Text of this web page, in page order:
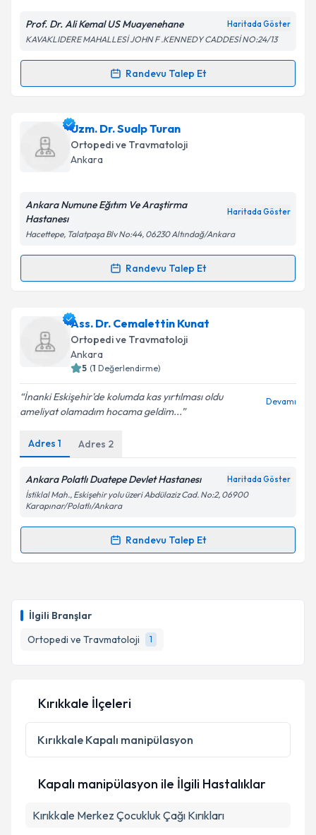
İlgili Branşlar
Ortopedi ve Travmatoloji
1
Kişisel verilerimin işlenmesine ilişkin
Metni'ni okudum ve kişisel verilerimin belirtilen
Takvim Talebini Gönder
Prof. Dr. Ali Kemal US Muayenehane Haritada Göster
KAVAKLIDERE MAHALLESİ JOHN F .KENNEDY CADDESİ NO:24/13
Randevu Talep Et
Randevu Takvimi Talebi
Dr. Ali Kemal Usiçin randevu takvimi talebi oluşturun.
Size bu uzmandan randevu almanız için bir takvim
hazırlandığında e-posta ile bilgilendireceğiz.
Kişisel verilerimin işlenmesine ilişkinAydınlatma
'ni okudum ve kişisel verilerimin belirtilen
kapsamda işlenmesini kabul ediyorum.
Takvim Talebini Gönder
Uzm. Dr. Sualp Turan
Ortopedi ve Travmatoloji
Ankara
Ankara Numune Eğıtım Ve Araştirma
Hastanesı
Haritada Göster
Hacettepe, Talatpaşa Blv No:44, 06230 Altındağ/Ankara
Randevu Talep Et
Randevu Takvimi Talebi
Uzm. Dr. Sualp Turaniçin randevu takvimi talebi
oluşturun. Size bu uzmandan randevu almanız için bir
takvim hazırlandığında e-posta ile bilgilendireceğiz.
Kişisel verilerimin işlenmesine ilişkin
Metni'ni okudum ve kişisel verilerimin belirtilen
kapsamda işlenmesini kabul ediyorum.
Ass. Dr. Cemalettin Kunat
Ortopedi ve Travmatoloji
Ankara
5 (1 Değerlendirme)
İnanki Eskişehir'de kolumda kas yırtılması oldu
ameliyat olamadım hocama geldim...
Devamı
Adres 1 Adres 2
Ankara Polatlı Duatepe Devlet Hastanesı Haritada Göster
İstiklal Mah., Eskişehir yolu üzeri Abdülaziz Cad. No:2, 06900
Karapınar/Polatlı/Ankara
Randevu Talep Et
Randevu Takvimi Talebi
için bir takvim hazırlandığında e-posta ile
bilgilendireceğiz.
E-posta Adresiniz
Kişisel verilerimin işlenmesine ilişkin
Metni'ni okudum ve kişisel verilerimin belirtilen
Kırıkkale İlçeleri
Kırıkkale Kapalı manipülasyon
Kapalı manipülasyon ile İlgili Hastalıklar
Kırıkkale Merkez Çocukluk Çağı Kırıkları